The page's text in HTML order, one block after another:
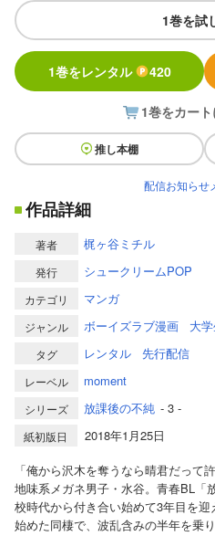
1巻を試
1巻をレンタル 420
1巻をカー
推し本棚
配信お知らせ
作品詳細
著者 梶ヶ谷ミチル
発行 シュークリームPOP
カテゴリ マンガ
ジャンル ボーイズラブ漫画 大
タグ レンタル 先行配信
レーベル moment
シリーズ 放課後の不純 - 3 -
紙初版日
2018年1月25日
「俺から沢木を奪うなら晴君だって
地味系メガネ男子・水谷。青春BL「
校時代から付き合い始めて3年目を
始めた同棲で、波乱含みの半年を乗